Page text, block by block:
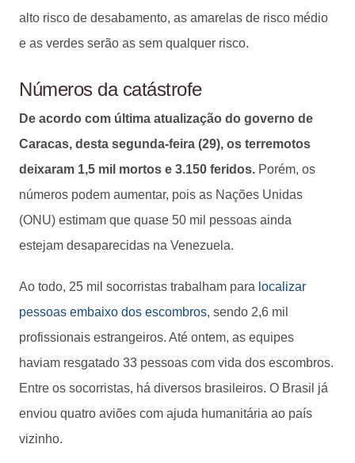
alto risco de desabamento, as amarelas de risco médio
e as verdes serão as sem qualquer risco.
Números da catástrofe
De acordo com última atualização do governo de
Caracas, desta segunda-feira (29), os terremotos
deixaram 1,5 mil mortos e 3.150 feridos. Porém, os
números podem aumentar, pois as Nações Unidas
(ONU) estimam que quase 50 mil pessoas ainda
estejam desaparecidas na Venezuela.
Ao todo, 25 mil socorristas trabalham para localizar
pessoas embaixo dos escombros, sendo 2,6 mil
profissionais estrangeiros. Até ontem, as equipes
haviam resgatado 33 pessoas com vida dos escombros.
Entre os socorristas, há diversos brasileiros. O Brasil já
enviou quatro aviões com ajuda humanitária ao país
vizinho.